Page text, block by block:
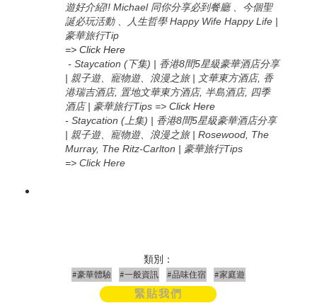
遊好介紹!! Michael 同你分享必到餐廳 、今個聖
誕必玩活動 、人生哲學 Happy Wife Happy Life |
豪華旅行Tip
=> Click Here
- Staycation (下集) | 香港8間5星級豪華酒店分享
| 親子遊、寵物遊、浪漫之旅 | 文華東方酒店, 香
港瑞吉酒店, 置地文華東方酒店, 半島酒店, 四季
酒店 | 豪華旅行Tips =>Click Here
-Staycation (上集) | 香港8間5星級豪華酒店分享
|親子遊、寵物遊、浪漫之旅| Rosewood, The
Murray, The Ritz-Carlton | 豪華旅行Tips
=> Click Here
類別：
#豪華體驗 #一般資訊 #品味住宿 #家庭遊
緊貼我們